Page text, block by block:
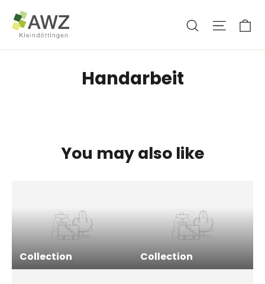
content
Search Site
Handarbeit
You may also like
Collection Collection